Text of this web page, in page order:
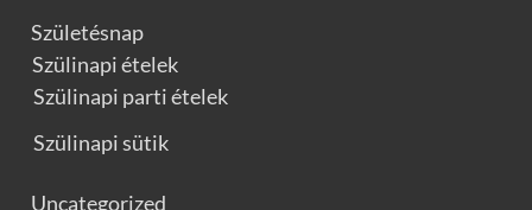
Születésnap
Szülinapi ételek
Szülinapi parti ételek
Szülinapi sütik
Uncategorized